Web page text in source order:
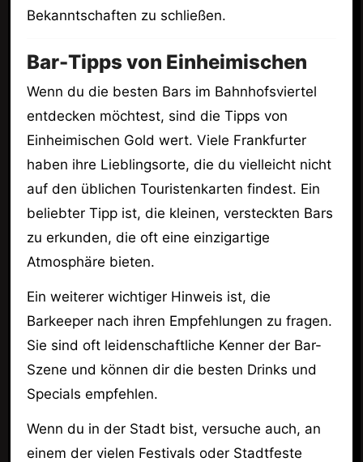
Bekanntschaften zu schließen.
Bar-Tipps von Einheimischen
Wenn du die besten Bars im Bahnhofsviertel
entdecken möchtest, sind die Tipps von
Einheimischen Gold wert. Viele Frankfurter
haben ihre Lieblingsorte, die du vielleicht nicht
auf den üblichen Touristenkarten findest. Ein
beliebter Tipp ist, die kleinen, versteckten Bars
zu erkunden, die oft eine einzigartige
Atmosphäre bieten.
Ein weiterer wichtiger Hinweis ist, die
Barkeeper nach ihren Empfehlungen zu fragen.
Sie sind oft leidenschaftliche Kenner der Bar-
Szene und können dir die besten Drinks und
Specials empfehlen.
Wenn du in der Stadt bist, versuche auch, an
einem der vielen Festivals oder Stadtfeste